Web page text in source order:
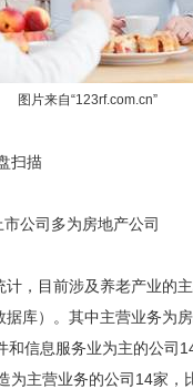
图片来自“123rf.com.cn”
扫描
公司多为房地产公司
，目前涉及养老产业的主
库）。其中主营业务为
和信息服务业为主的公司
为主营业务的公司14家，